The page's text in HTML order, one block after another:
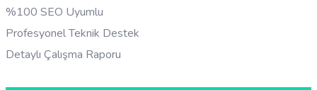
%100 SEO Uyumlu
Profesyonel Teknik Destek
Detaylı Çalışma Raporu